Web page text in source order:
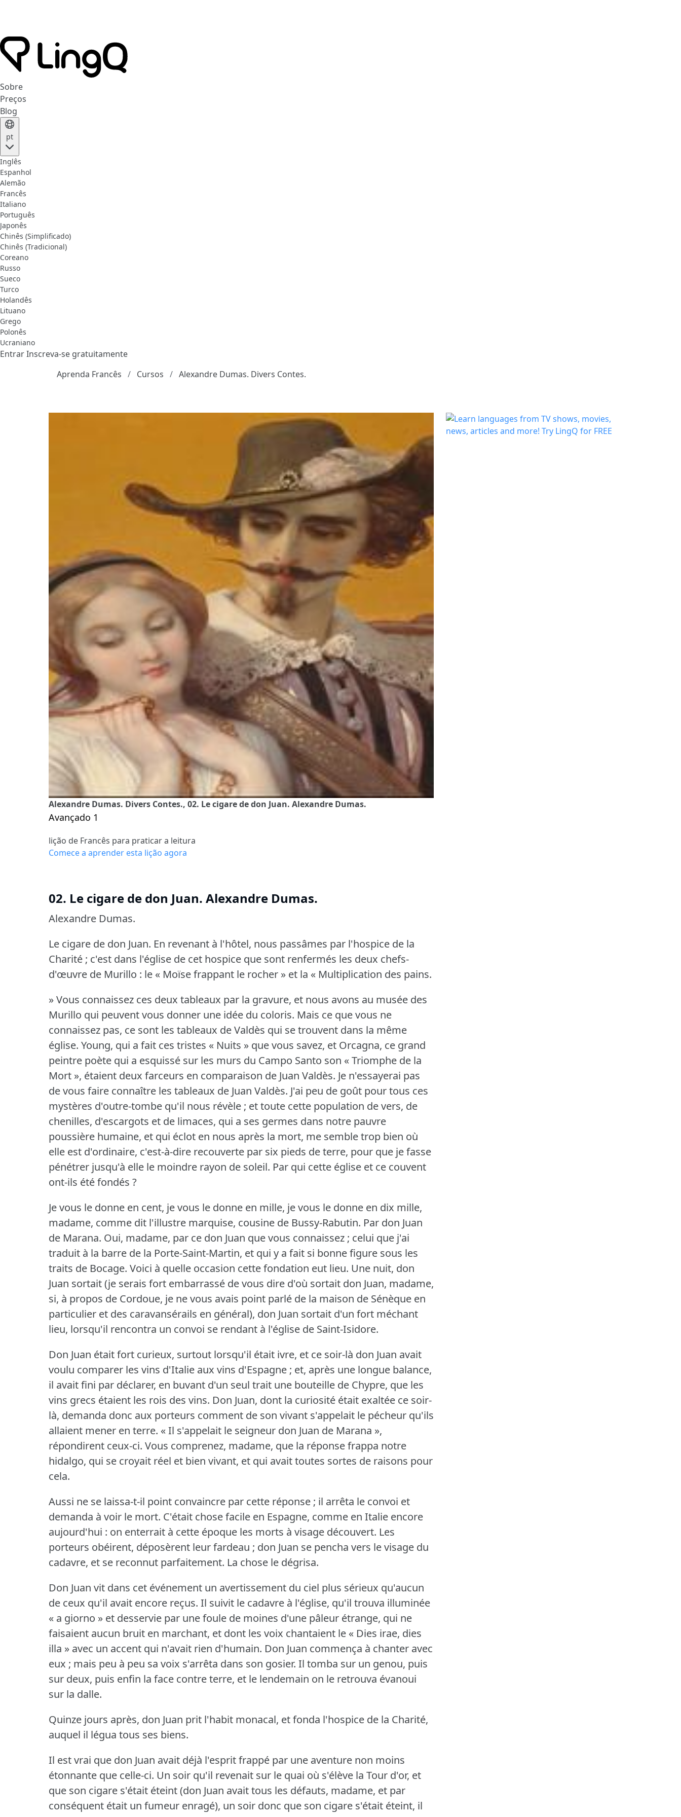
Sobre
Preços
Blog
pt
Inglês
Espanhol
Alemão
Francês
Italiano
Português
Japonês
Chinês (Simplificado)
Chinês (Tradicional)
Coreano
Russo
Sueco
Turco
Holandês
Lituano
Grego
Polonês
Ucraniano
EntrarInscreva-se gratuitamente
Aprenda Francês
Cursos Alexandre Dumas. Divers Contes.
Alexandre Dumas. Divers Contes., 02. Le cigare de don Juan. Alexandre Dumas.
Avançado 1
lição de Francês para praticar a leitura
Comece a aprender esta lição agora
02. Le cigare de don Juan. Alexandre Dumas.
Alexandre Dumas.
Le cigare de don Juan. En revenant à l'hôtel, nous passâmes par l'hospice de la
Charité ; c'est dans l'église de cet hospice que sont renfermés les deux chefs-
d'œuvre de Murillo : le « Moïse frappant le rocher » et la « Multiplication des pains.
» Vous connaissez ces deux tableaux par la gravure, et nous avons au musée des
Murillo qui peuvent vous donner une idée du coloris. Mais ce que vous ne
connaissez pas, ce sont les tableaux de Valdès qui se trouvent dans la même
église. Young, qui a fait ces tristes « Nuits » que vous savez, et Orcagna, ce grand
peintre poète qui a esquissé sur les murs du Campo Santo son « Triomphe de la
Mort », étaient deux farceurs en comparaison de Juan Valdès. Je n'essayerai pas
de vous faire connaître les tableaux de Juan Valdès. J'ai peu de goût pour tous ces
mystères d'outre-tombe qu'il nous révèle ; et toute cette population de vers, de
chenilles, d'escargots et de limaces, qui a ses germes dans notre pauvre
poussière humaine, et qui éclot en nous après la mort, me semble trop bien où
elle est d'ordinaire, c'est-à-dire recouverte par six pieds de terre, pour que je fasse
pénétrer jusqu'à elle le moindre rayon de soleil. Par qui cette église et ce couvent
ont-ils été fondés ?
Je vous le donne en cent, je vous le donne en mille, je vous le donne en dix mille,
madame, comme dit l'illustre marquise, cousine de Bussy-Rabutin. Par don Juan
de Marana. Oui, madame, par ce don Juan que vous connaissez ; celui que j'ai
traduit à la barre de la Porte-Saint-Martin, et qui y a fait si bonne figure sous les
traits de Bocage. Voici à quelle occasion cette fondation eut lieu. Une nuit, don
Juan sortait (je serais fort embarrassé de vous dire d'où sortait don Juan, madame,
si, à propos de Cordoue, je ne vous avais point parlé de la maison de Sénèque en
particulier et des caravansérails en général), don Juan sortait d'un fort méchant
lieu, lorsqu'il rencontra un convoi se rendant à l'église de Saint-Isidore.
Don Juan était fort curieux, surtout lorsqu'il était ivre, et ce soir-là don Juan avait
voulu comparer les vins d'Italie aux vins d'Espagne ; et, après une longue balance,
il avait fini par déclarer, en buvant d'un seul trait une bouteille de Chypre, que les
vins grecs étaient les rois des vins. Don Juan, dont la curiosité était exaltée ce soir-
là, demanda donc aux porteurs comment de son vivant s'appelait le pécheur qu'ils
allaient mener en terre. « Il s'appelait le seigneur don Juan de Marana »,
répondirent ceux-ci. Vous comprenez, madame, que la réponse frappa notre
hidalgo, qui se croyait réel et bien vivant, et qui avait toutes sortes de raisons pour
cela.
Aussi ne se laissa-t-il point convaincre par cette réponse ; il arrêta le convoi et
demanda à voir le mort. C'était chose facile en Espagne, comme en Italie encore
aujourd'hui : on enterrait à cette époque les morts à visage découvert. Les
porteurs obéirent, déposèrent leur fardeau ; don Juan se pencha vers le visage du
cadavre, et se reconnut parfaitement. La chose le dégrisa.
Don Juan vit dans cet événement un avertissement du ciel plus sérieux qu'aucun
de ceux qu'il avait encore reçus. Il suivit le cadavre à l'église, qu'il trouva illuminée
« a giorno » et desservie par une foule de moines d'une pâleur étrange, qui ne
faisaient aucun bruit en marchant, et dont les voix chantaient le « Dies irae, dies
illa » avec un accent qui n'avait rien d'humain. Don Juan commença à chanter avec
eux ; mais peu à peu sa voix s'arrêta dans son gosier. Il tomba sur un genou, puis
sur deux, puis enfin la face contre terre, et le lendemain on le retrouva évanoui
sur la dalle.
Quinze jours après, don Juan prit l'habit monacal, et fonda l'hospice de la Charité,
auquel il légua tous ses biens.
Il est vrai que don Juan avait déjà l'esprit frappé par une aventure non moins
étonnante que celle-ci. Un soir qu'il revenait sur le quai où s'élève la Tour d'or, et
que son cigare s'était éteint (don Juan avait tous les défauts, madame, et par
conséquent était un fumeur enragé), un soir donc que son cigare s'était éteint, il